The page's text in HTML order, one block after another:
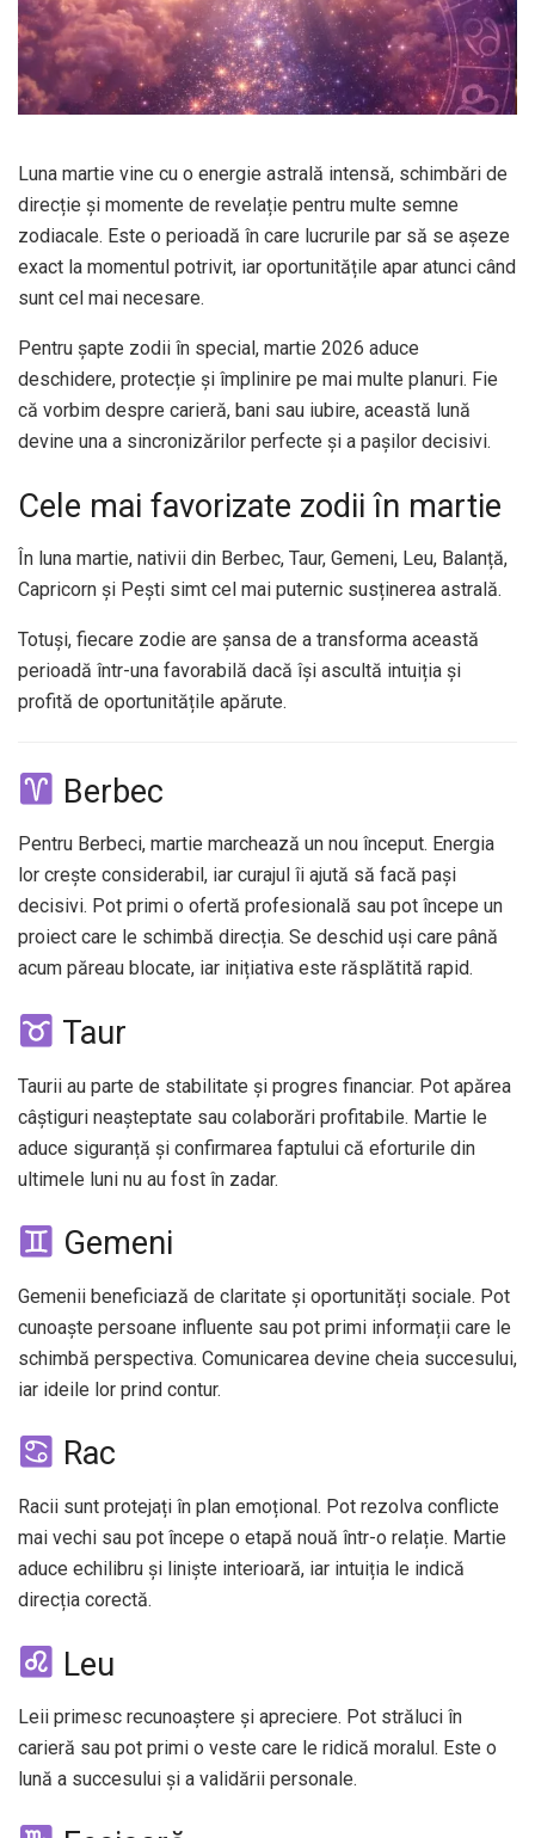
Luna martie vine cu o energie astrală intensă, schimbări de
direcție și momente de revelație pentru multe semne
zodiacale. Este o perioadă în care lucrurile par să se așeze
exact la momentul potrivit, iar oportunitățile apar atunci când
sunt cel mai necesare.
Pentru șapte zodii în special, martie 2026 aduce
deschidere, protecție și împlinire pe mai multe planuri. Fie
că vorbim despre carieră, bani sau iubire, această lună
devine una a sincronizărilor perfecte și a pașilor decisivi.
Cele mai favorizate zodii în martie
În luna martie, nativii din Berbec, Taur, Gemeni, Leu, Balanță,
Capricorn și Pești simt cel mai puternic susținerea astrală.
Totuși, fiecare zodie are șansa de a transforma această
perioadă într-una favorabilă dacă își ascultă intuiția și
profită de oportunitățile apărute.
Berbec
Pentru Berbeci, martie marchează un nou început. Energia
lor crește considerabil, iar curajul îi ajută să facă pași
decisivi. Pot primi o ofertă profesională sau pot începe un
proiect care le schimbă direcția. Se deschid uși care până
acum păreau blocate, iar inițiativa este răsplătită rapid.
Taur
Taurii au parte de stabilitate și progres financiar. Pot apărea
câștiguri neașteptate sau colaborări profitabile. Martie le
aduce siguranță și confirmarea faptului că eforturile din
ultimele luni nu au fost în zadar.
Gemeni
Gemenii beneficiază de claritate și oportunități sociale. Pot
cunoaște persoane influente sau pot primi informații care le
schimbă perspectiva. Comunicarea devine cheia succesului,
iar ideile lor prind contur.
Rac
Racii sunt protejați în plan emoțional. Pot rezolva conflicte
mai vechi sau pot începe o etapă nouă într-o relație. Martie
aduce echilibru și liniște interioară, iar intuiția le indică
direcția corectă.
Leu
Leii primesc recunoaștere și apreciere. Pot străluci în
carieră sau pot primi o veste care le ridică moralul. Este o
lună a succesului și a validării personale.